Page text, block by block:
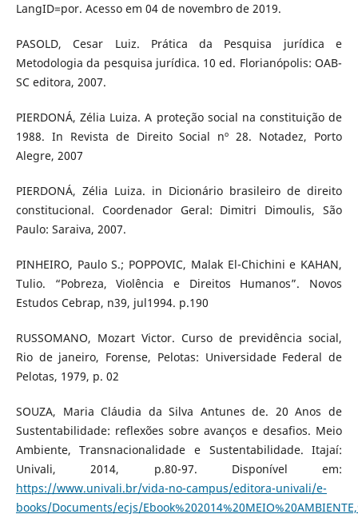
LangID=por. Acesso em 04 de novembro de 2019.
PASOLD, Cesar Luiz. Prática da Pesquisa jurídica e
Metodologia da pesquisa jurídica. 10 ed. Florianópolis: OAB-
SC editora, 2007.
PIERDONÁ, Zélia Luiza. A proteção social na constituição de
1988. In Revista de Direito Social nº 28. Notadez, Porto
Alegre, 2007
PIERDONÁ, Zélia Luiza. in Dicionário brasileiro de direito
constitucional. Coordenador Geral: Dimitri Dimoulis, São
Paulo: Saraiva, 2007.
PINHEIRO, Paulo S.; POPPOVIC, Malak El-Chichini e KAHAN,
Tulio. “Pobreza, Violência e Direitos Humanos”. Novos
Estudos Cebrap, n39, jul1994. p.190
RUSSOMANO, Mozart Victor. Curso de previdência social,
Rio de janeiro, Forense, Pelotas: Universidade Federal de
Pelotas, 1979, p. 02
SOUZA, Maria Cláudia da Silva Antunes de. 20 Anos de
Sustentabilidade: reflexões sobre avanços e desafios. Meio
Ambiente, Transnacionalidade e Sustentabilidade. Itajaí:
Univali, 2014, p.80-97. Disponível em:
https://www.univali.br/vida-no-campus/editora-univali/e-
books/Documents/ecjs/